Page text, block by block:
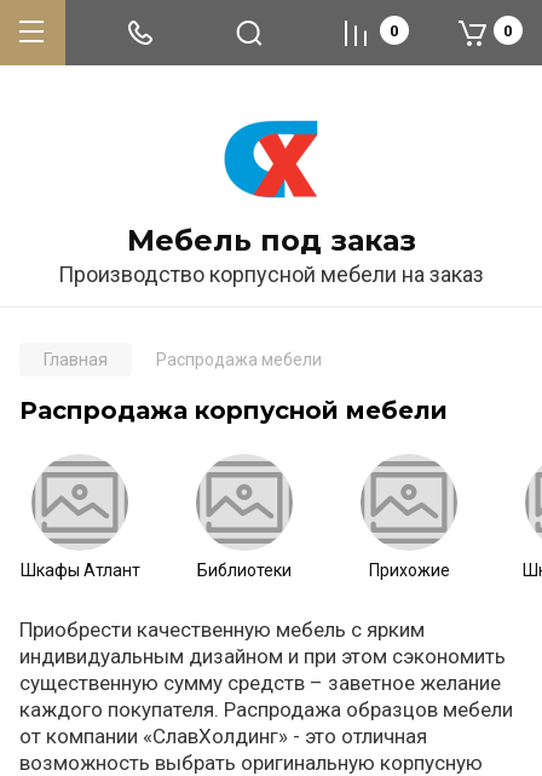
Мебель под заказ
Производство корпусной мебели на заказ
0 0
Главная Распродажа мебели
Распродажа корпусной мебели
Шкафы Атлант Библиотеки Прихожие
Приобрести качественную мебель с ярким
индивидуальным дизайном и при этом сэкономить
существенную сумму средств – заветное желание
каждого покупателя. Распродажа образцов мебели
от компании «СлавХолдинг» - это отличная
возможность выбрать оригинальную корпусную